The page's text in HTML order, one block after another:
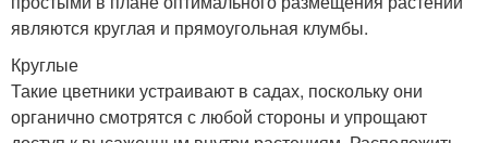
являются круглая и прямоугольная клумбы.
Круглые
Такие цветники устраивают в садах, поскольку они
органично смотрятся с любой стороны и упрощают